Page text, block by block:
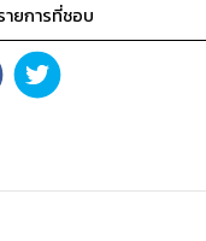
ายการที่ชอบ